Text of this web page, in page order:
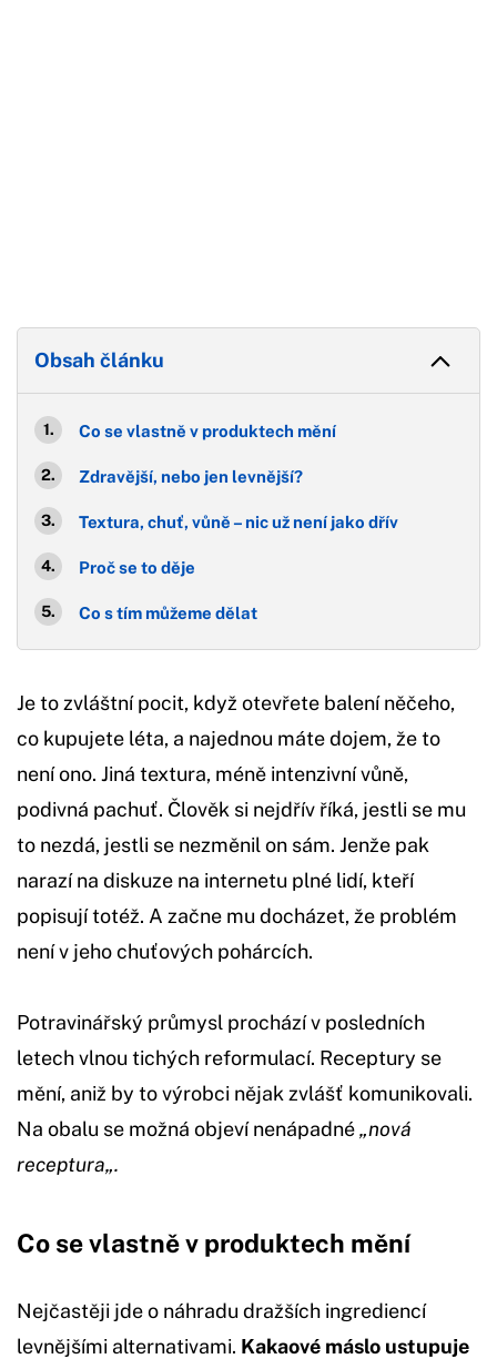
Obsah článku
Co se vlastně v produktech mění
Zdravější, nebo jen levnější?
Textura, chuť, vůně – nic už není jako dřív
Proč se to děje
Co s tím můžeme dělat
Je to zvláštní pocit, když otevřete balení něčeho,
co kupujete léta, a najednou máte dojem, že to
není ono. Jiná textura, méně intenzivní vůně,
podivná pachuť. Člověk si nejdřív říká, jestli se mu
to nezdá, jestli se nezměnil on sám. Jenže pak
narazí na diskuze na internetu plné lidí, kteří
popisují totéž. A začne mu docházet, že problém
není v jeho chuťových pohárcích.
Potravinářský průmysl prochází v posledních
letech vlnou tichých reformulací. Receptury se
mění, aniž by to výrobci nějak zvlášť komunikovali.
Na obalu se možná objeví nenápadné„nová
receptura„.
Co se vlastně v produktech mění
Nejčastěji jde o náhradu dražších ingrediencí
levnějšími alternativami. Kakaové máslo ustupuje